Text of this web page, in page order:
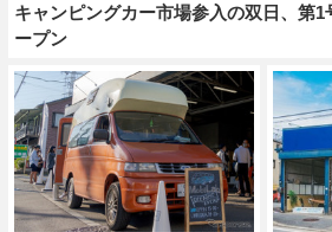
キャンピングカー市場参入の双日、第1
ープン